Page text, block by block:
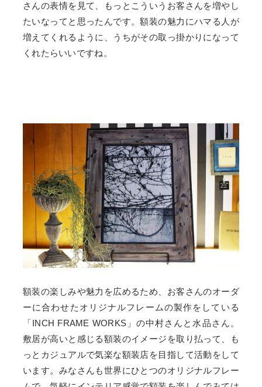
さんの表情を見て、もっとこういうお客さんを増やし
たいなってと思ったんです。額装の魅力にハマる人が
増えてくれるように、うちがその取っ掛かりになって
くれたらいいですね。
額装の楽しみや魅力を広めるため、お客さんのオーダ
ーに合わせたオリジナルフレームの製作をしている
「INCH FRAME WORKS」の中村さんと水品さん。
敷居が高いと感じる額装のイメージを取り払って、も
っとカジュアルで気楽な額装店を目指して活動をして
います。みなさんも世界にひとつのオリジナルフレー